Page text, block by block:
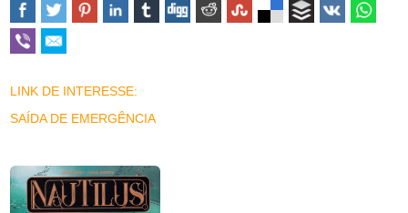
LINK DE INTERESSE:
SAÍDA DE EMERGÊNCIA